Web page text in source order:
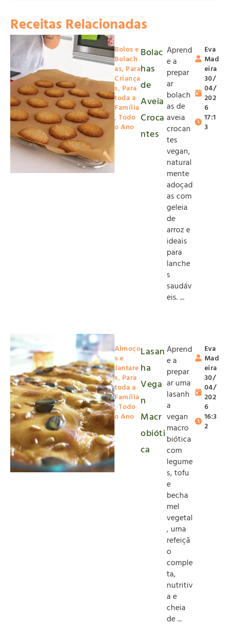
Receitas Relacionadas
Bolos e
Bolach
as, Para
Criança
s, Para
toda a
Família
, Todo
o Ano
Bolac
has
de
Aveia
Croca
ntes
Aprend
e a
prepar
ar
bolach
as de
aveia
crocan
tes
vegan,
natural
mente
adoçad
as com
geleia
de
arroz e
ideais
para
lanche
s
saudáv
eis. ...
Eva
Mad
eira
30/
04/
202
6
17:1
3
Almoço
s e
Jantare
s, Para
toda a
Família
, Todo
o Ano
Lasan
ha
Vega
n
Macr
obióti
ca
Aprend
e a
prepar
ar uma
lasanh
a
vegan
macro
biótica
com
legume
s, tofu
e
becha
mel
vegetal
, uma
refeiçã
o
comple
ta,
nutritiv
a e
cheia
de ...
Eva
Mad
eira
30/
04/
202
6
16:3
2